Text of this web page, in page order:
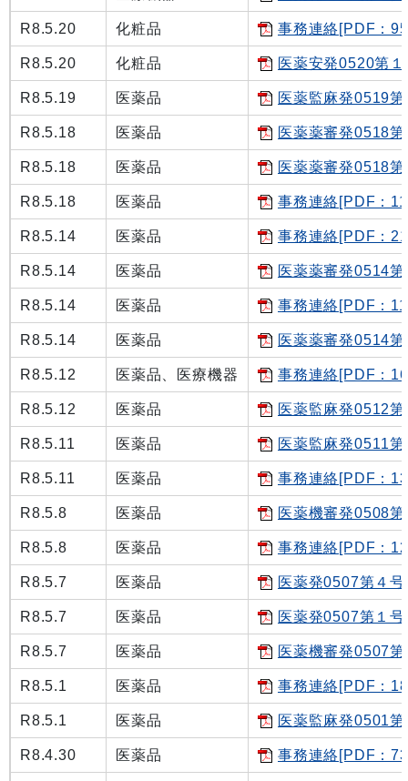
R8.5.20 化粧品 事務連絡[PDF：
R8.5.20 化粧品 医薬安発0520第
R8.5.19 医薬品 医薬監麻発0519
R8.5.18 医薬品 医薬薬審発0518
R8.5.18 医薬品 医薬薬審発0518
R8.5.18 医薬品 事務連絡[PDF：
R8.5.14 医薬品 事務連絡[PDF：
R8.5.14 医薬品 医薬薬審発0514
R8.5.14 医薬品 事務連絡[PDF：
R8.5.14 医薬品 医薬薬審発0514
R8.5.12 医薬品、医療機器 事務連絡[PDF：
R8.5.12 医薬品 医薬監麻発0512
R8.5.11 医薬品 医薬監麻発0511
R8.5.11 医薬品 事務連絡[PDF：
R8.5.8 医薬品 医薬機審発0508
R8.5.8 医薬品 事務連絡[PDF：
R8.5.7 医薬品 医薬発0507第４
R8.5.7 医薬品 医薬発0507第１
R8.5.7 医薬品 医薬機審発0507
R8.5.1 医薬品 事務連絡[PDF：
R8.5.1 医薬品 医薬監麻発0501
R8.4.30 医薬品 事務連絡[PDF：